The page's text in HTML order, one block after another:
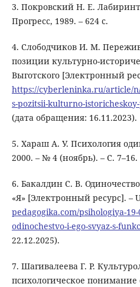
3. Покровский Н. Е.
Прогресс, 1989. – 624 с.
4. Слободчиков И. М.
позиции культурно-
Выготского [Электронный
https://cyberleninka.ru/article/
s-pozitsii-kulturno-
(дата обращения: 16.11.2023).
5. Хараш А. У. Психология
2000. – № 4 (ноябрь). – С. 7–16.
6. Бакалдин С. В.
«Я» [Электронный ресурс]. –
pedagogika.com/psihologiya-
odinochestvo-i-ego-svyaz-s-
22.12.2025).
7. Шагивалеева Г. Р.
психологическое понимание